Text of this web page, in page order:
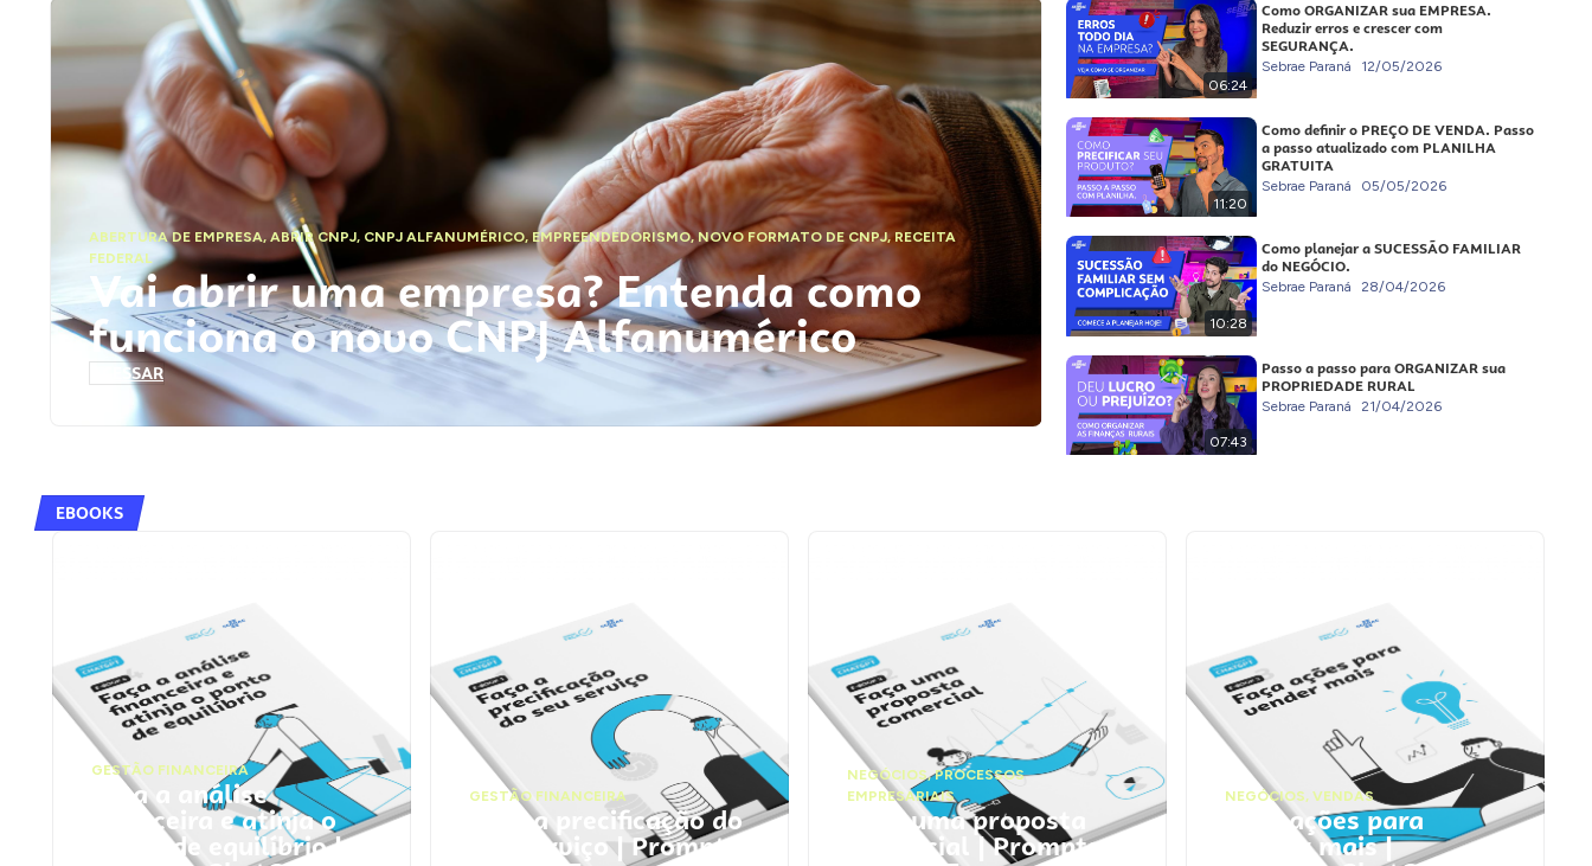
ABERTURA DE EMPRESA,ABRIR CNPJ, CNPJ ALFANUMÉRICO, EMPREENDEDORISMO,NOVO FORMATO DE CNPJ,RECEITA
FEDERAL
Vai abrir uma empresa? Entenda como
funciona o novo CNPJ Alfanumérico
ACESSAR
06:24
Como ORGANIZAR sua EMPRESA.
Reduzir erros e crescer com
SEGURANÇA.
Sebrae Paraná 12/05/2026
11:20
Como definir o PREÇO DE VENDA. Passo
a passo atualizado com PLANILHA
GRATUITA
Sebrae Paraná 05/05/2026
10:28
Como planejar a SUCESSÃO FAMILIAR
do NEGÓCIO.
Sebrae Paraná 28/04/2026
07:43
Passo a passo para ORGANIZAR sua
PROPRIEDADE RURAL
Sebrae Paraná 21/04/2026
EBOOKS
GESTÃO FINANCEIRA
Faça a análise
financeira e atinja o
ponto de equilíbrio |
GESTÃO FINANCEIRA
Faça a precificação do
seu serviço | Prompts
NEGÓCIOS,PROCESSOS
EMPRESARIAIS
Faça uma proposta
comercial | Prompts
NEGÓCIOS, VENDAS
Faça ações para
vender mais |